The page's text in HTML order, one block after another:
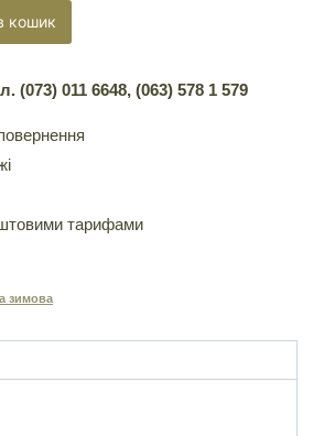
кошик
(073) 011 6648, (063) 578 1 579
тарифами
зимова